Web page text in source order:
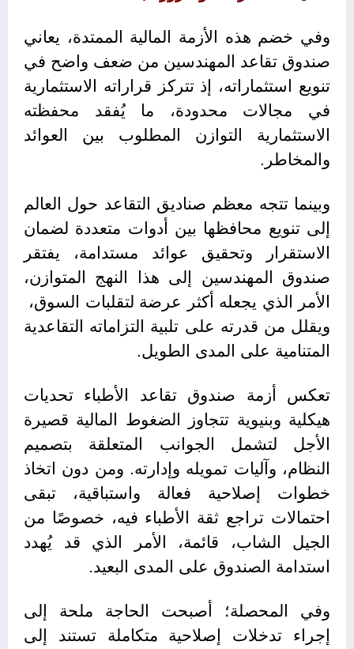
وفي خضم هذه الأزمة المالية الممتدة، يعاني
صندوق تقاعد المهندسين من ضعف واضح في
تنويع استثماراته، إذ تتركز قراراته الاستثمارية
في مجالات محدودة، ما يُفقد محفظته
الاستثمارية التوازن المطلوب بين العوائد
والمخاطر.
وبينما تتجه معظم صناديق التقاعد حول العالم
إلى تنويع محافظها بين أدوات متعددة لضمان
الاستقرار وتحقيق عوائد مستدامة، يفتقر
صندوق المهندسين إلى هذا النهج المتوازن،
الأمر الذي يجعله أكثر عرضة لتقلبات السوق،
ويقلل من قدرته على تلبية التزاماته التقاعدية
المتنامية على المدى الطويل.
تعكس أزمة صندوق تقاعد الأطباء تحديات
هيكلية وبنيوية تتجاوز الضغوط المالية قصيرة
الأجل لتشمل الجوانب المتعلقة بتصميم
النظام، وآليات تمويله وإدارته. ومن دون اتخاذ
خطوات إصلاحية فعالة واستباقية، تبقى
احتمالات تراجع ثقة الأطباء فيه، خصوصًا من
الجيل الشاب، قائمة، الأمر الذي قد يُهدد
استدامة الصندوق على المدى البعيد.
وفي المحصلة؛ أصبحت الحاجة ملحة إلى
إجراء تدخلات إصلاحية متكاملة تستند إلى